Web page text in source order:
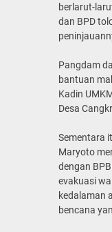
berlarut-
dan BPD
Pangdam
bantuan
Kadin
Desa
Sementara
Maryoto
dengan
evakuasi
kedalaman
bencana